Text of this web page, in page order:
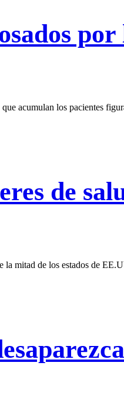
por
acumulan los pacientes
de
mitad de los estados de